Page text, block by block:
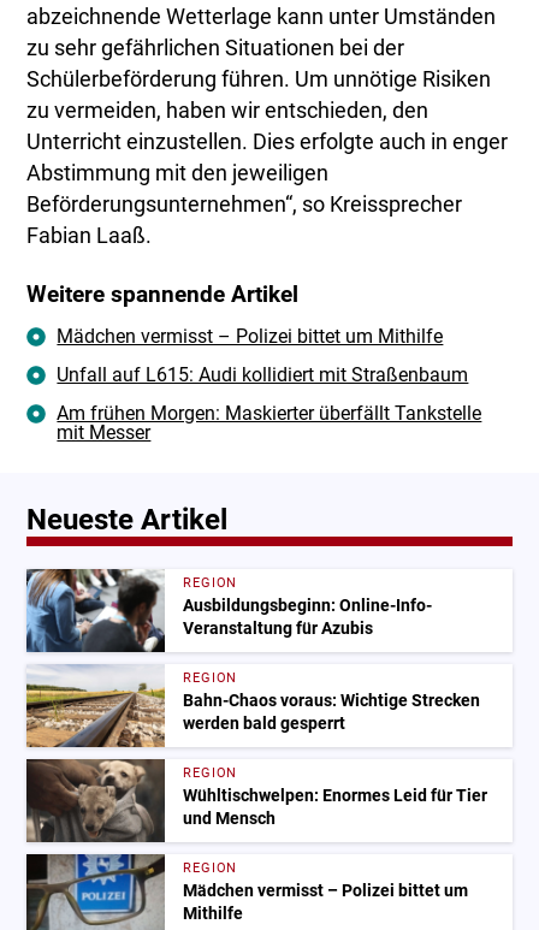
abzeichnende Wetterlage kann unter Umständen
zu sehr gefährlichen Situationen bei der
Schülerbeförderung führen. Um unnötige Risiken
zu vermeiden, haben wir entschieden, den
Unterricht einzustellen. Dies erfolgte auch in enger
Abstimmung mit den jeweiligen
Beförderungsunternehmen“, so Kreissprecher
Fabian Laaß.
Weitere spannende Artikel
Mädchen vermisst – Polizei bittet um Mithilfe
Unfall auf L615: Audi kollidiert mit Straßenbaum
Am frühen Morgen: Maskierter überfällt Tankstelle
mit Messer
Neueste Artikel
REGION
Ausbildungsbeginn: Online-Info-
Veranstaltung für Azubis
REGION
Bahn-Chaos voraus: Wichtige Strecken
werden bald gesperrt
REGION
Wühltischwelpen: Enormes Leid für Tier
und Mensch
REGION
Mädchen vermisst – Polizei bittet um
Mithilfe